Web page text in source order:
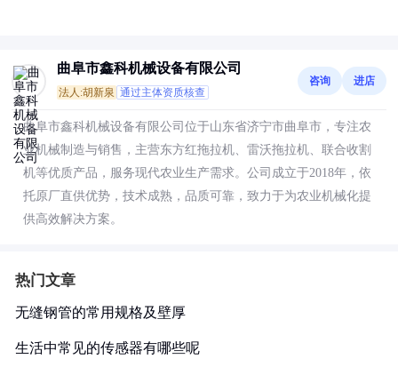
曲阜市鑫科机械设备有限公司
法人:胡新泉 通过主体资质核查
咨询 进店
曲阜市鑫科机械设备有限公司位于山东省济宁市曲阜市，专注农
业机械制造与销售，主营东方红拖拉机、雷沃拖拉机、联合收割
机等优质产品，服务现代农业生产需求。公司成立于2018年，依
托原厂直供优势，技术成熟，品质可靠，致力于为农业机械化提
供高效解决方案。
热门文章
无缝钢管的常用规格及壁厚
生活中常见的传感器有哪些呢